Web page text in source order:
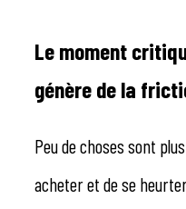
Le moment
génère de la
Peu de choses sont
acheter et de se